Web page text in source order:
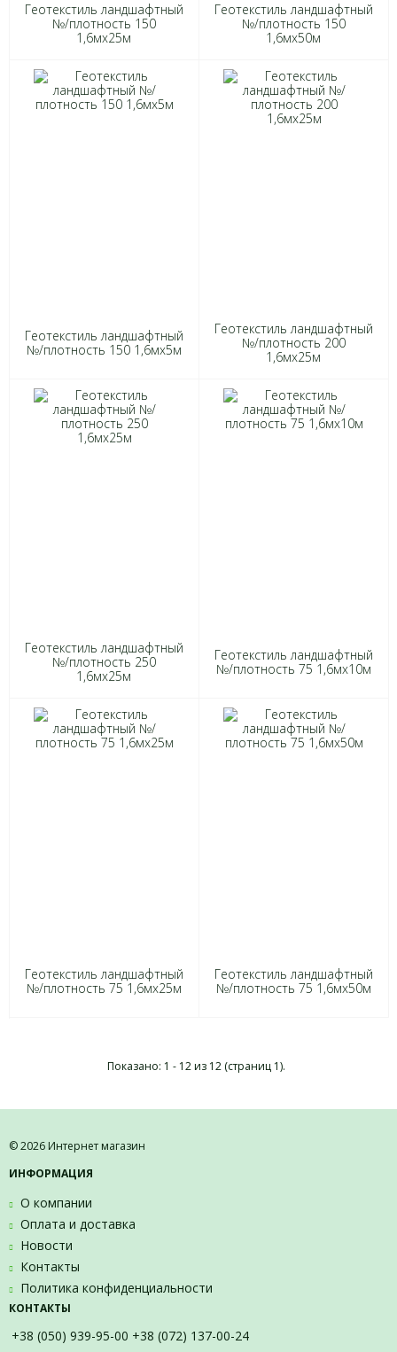
Геотекстиль ландшафтный
№/плотность 150
1,6мх25м
Геотекстиль ландшафтный
№/плотность 150
1,6мх50м
Геотекстиль ландшафтный
№/плотность 150 1,6мх5м
Геотекстиль ландшафтный
№/плотность 200
1,6мх25м
Геотекстиль ландшафтный
№/плотность 250
1,6мх25м
Геотекстиль ландшафтный
№/плотность 75 1,6мх10м
Геотекстиль ландшафтный
№/плотность 75 1,6мх25м
Геотекстиль ландшафтный
№/плотность 75 1,6мх50м
Показано: 1 - 12 из 12 (страниц 1).
© 2026 Интернет магазин
ИНФОРМАЦИЯ
О компании
Оплата и доставка
Новости
Контакты
Политика конфиденциальности
КОНТАКТЫ
+38 (050) 939-95-00 +38 (072) 137-00-24